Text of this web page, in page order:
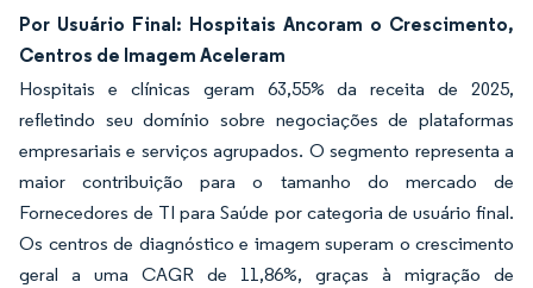
Por Usuário Final: Hospitais Ancoram o Crescimento,
Centros de Imagem Aceleram
Hospitais e clínicas geram 63,55% da receita de 2025,
refletindo seu domínio sobre negociações de plataformas
empresariais e serviços agrupados. O segmento representa a
maior contribuição para o tamanho do mercado de
Fornecedores de TI para Saúde por categoria de usuário final.
Os centros de diagnóstico e imagem superam o crescimento
geral a uma CAGR de 11,86%, graças à migração de